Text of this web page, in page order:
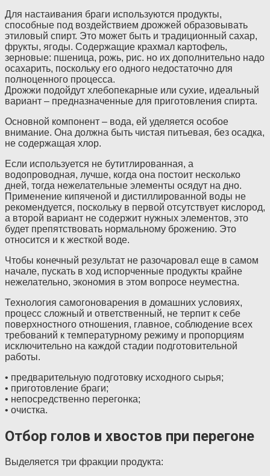
Для настаивания браги используются продукты,
способные под воздействием дрожжей образовывать
этиловый спирт. Это может быть и традиционный сахар,
фрукты, ягоды. Содержащие крахмал картофель,
зерновые: пшеница, рожь, рис. но их дополнительно надо
осахарить, поскольку его одного недостаточно для
полноценного процесса.
Дрожжи подойдут хлебопекарные или сухие, идеальный
вариант – предназначенные для приготовления спирта.
Основной компонент – вода, ей уделяется особое
внимание. Она должна быть чистая питьевая, без осадка,
не содержащая хлор.
Если используется не бутитлированная, а
водопроводная, лучше, когда она постоит несколько
дней, тогда нежелательные элементы осядут на дно.
Применение кипяченой и дистиллированной воды не
рекомендуется, поскольку в первой отсутствует кислород,
а второй вариант не содержит нужных элементов, это
будет препятствовать нормальному брожению. Это
относится и к жесткой воде.
Чтобы конечный результат не разочаровал еще в самом
начале, пускать в ход испорченные продукты крайне
нежелательно, экономия в этом вопросе неуместна.
Технология самогоноварения в домашних условиях,
процесс сложный и ответственный, не терпит к себе
поверхностного отношения, главное, соблюдение всех
требований к температурному режиму и пропорциям
исключительно на каждой стадии подготовительной
работы.
• предварительную подготовку исходного сырья;
• приготовление браги;
• непосредственно перегонка;
• очистка.
Отбор голов и хвостов при перегоне
Выделяется три фракции продукта: